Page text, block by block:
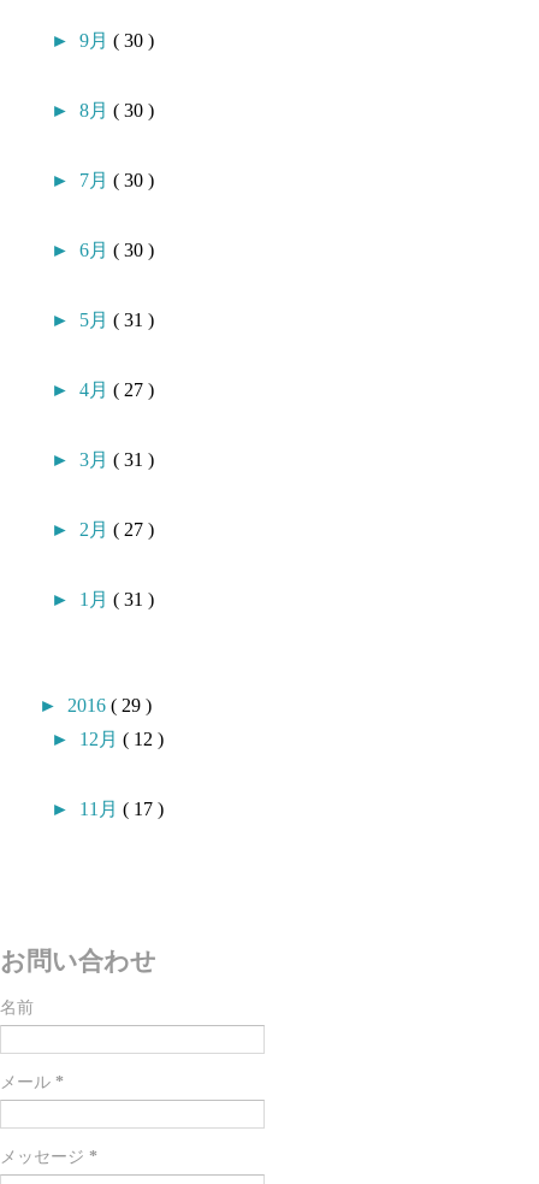
►9月( 30 )
►8月( 30 )
► 7月( 30 )
►6月( 30 )
► 5月( 31 )
►4月( 27 )
►3月( 31 )
► 2月( 27 )
► 1月( 31 )
► 2016( 29 )
► 12月( 12 )
► 11月( 17 )
お問い合わせ
名前
メール *
メッセージ *